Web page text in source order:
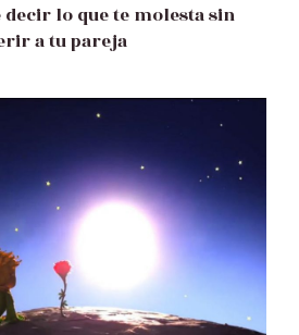
decir lo que te molesta sin
a tu pareja